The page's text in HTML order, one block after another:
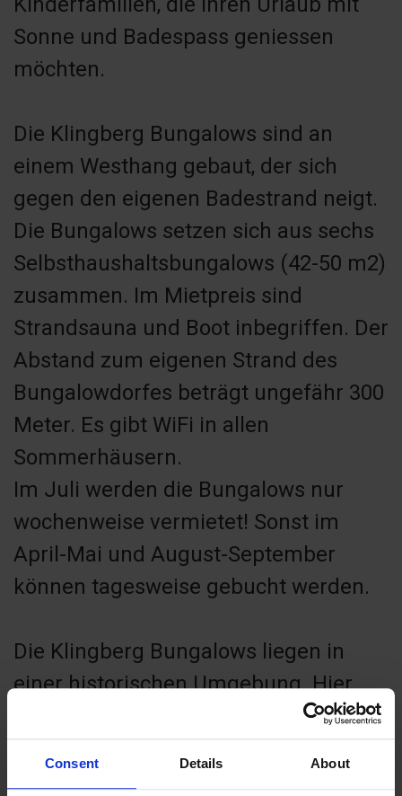
Consent Details About
Sonne und Badespass geniessen
möchten.
Die Klingberg Bungalows sind an
einem Westhang gebaut, der sich
gegen den eigenen Badestrand neigt.
Die Bungalows setzen sich aus sechs
Selbsthaushaltsbungalows (42-50 m2)
zusammen. Im Mietpreis sind
Strandsauna und Boot inbegriffen. Der
Abstand zum eigenen Strand des
Bungalowdorfes beträgt ungefähr 300
Meter. Es gibt WiFi in allen
Sommerhäusern.
Im Juli werden die Bungalows nur
wochenweise vermietet! Sonst im
April-Mai und August-September
können tagesweise gebucht werden.
Die Klingberg Bungalows liegen in
einer historischen Umgebung. Hier
spielten sich Intrigen und Dramen ab,